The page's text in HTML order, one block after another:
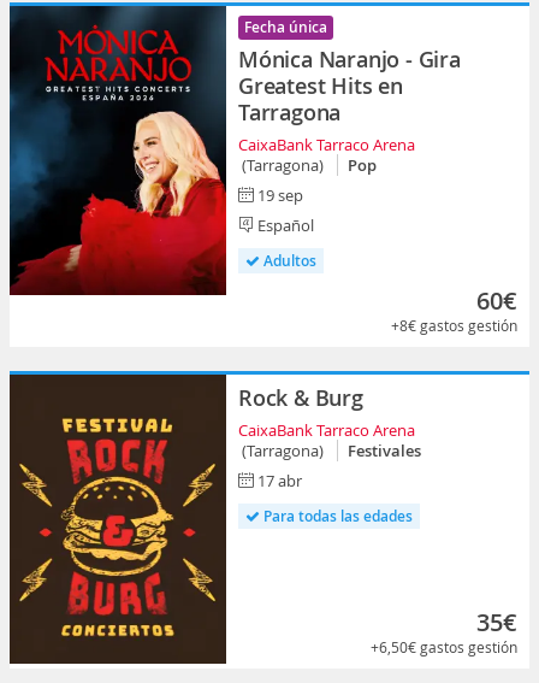
Fecha única
Mónica Naranjo - Gira
Greatest Hits en
Tarragona
CaixaBank Tarraco Arena
(Tarragona)
Pop
19 sep
Español
Adultos
60€
+8€gastos gestión
Rock & Burg
CaixaBank Tarraco Arena
(Tarragona)
Festivales
17 abr
Para todas las edades
35€
+6,50€gastos gestión